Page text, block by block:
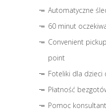
Automatyczne
60 minut
Convenient
point
Foteliki dla dzieci
Płatność
Pomoc